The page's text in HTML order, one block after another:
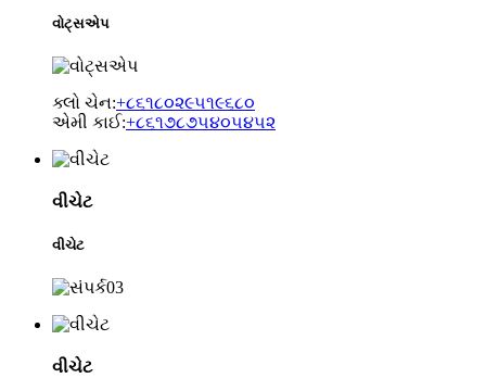
વોટ્સએપ
ક્લો ચેન:+૮૬૧૮૦૨૯૫૧૯૬૮૦
એમી કાઈ:+૮૬૧૭૮૭૫૪૦૫૪૫૨
વીચેટ
વીચેટ
વીચેટ